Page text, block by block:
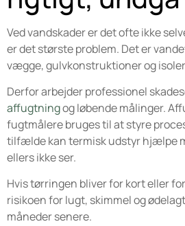
Ved vandskader er det ofte ikke
er det største problem. Det er
vægge, gulvkonstruktioner og
Derfor arbejder professionel
affugtningog løbende målinger.
fugtmålere bruges til at styre
tilfælde kan termisk udstyr hjælpe
ellers ikke ser.
Hvis tørringen bliver for kort eller
risikoen for lugt, skimmel og
måneder senere.